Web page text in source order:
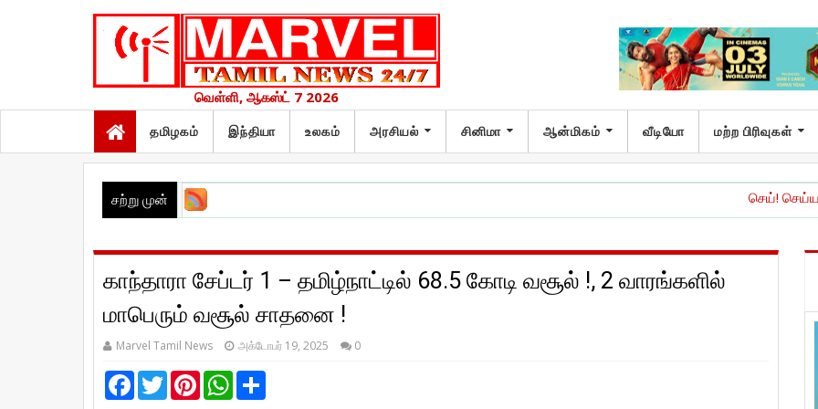
வெள்ளி, ஆகஸ்ட் 7 2026
தமிழகம் இந்தியா உலகம் அரசியல் சினிமா ஆன்மிகம் வீடியோ மற்ற பிரிவுகள்
சற்று முன் செய்! செய்யாதே!’ இசை
காந்தாரா சேப்டர் 1 – தமிழ்நாட்டில் ₹68.5 கோடி வசூல் !, 2 வாரங்களில்
மாபெரும் வசூல் சாதனை !
Marvel Tamil News அக்டோபர் 19, 2025 0
F
a
T
w
P
W
h